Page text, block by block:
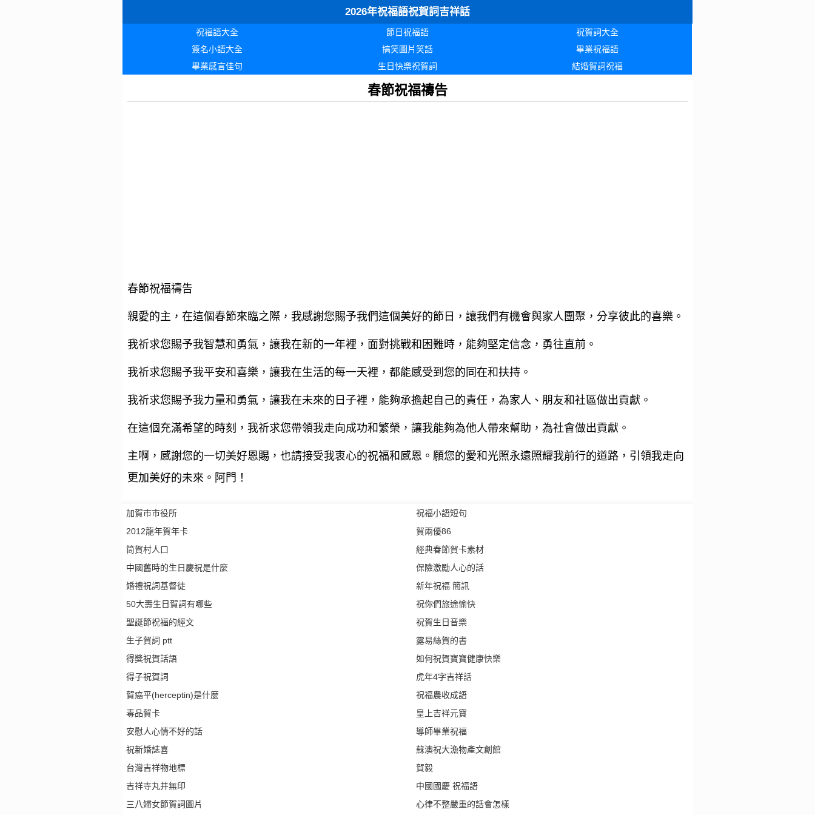
2026年祝福語祝賀詞吉祥話
祝福語大全 節日祝福語
祝賀詞大全
簽名小語大全
搞笑圖片笑話
畢業祝福語
畢業感言佳句
生日快樂祝賀詞 結婚賀詞祝福
春節祝福禱告
春節祝福禱告
親愛的主，在這個春節來臨之際，我感謝您賜予我們這個美好的節日，讓我們有機會與家人團聚，分享彼此的喜樂。
我祈求您賜予我智慧和勇氣，讓我在新的一年裡，面對挑戰和困難時，能夠堅定信念，勇往直前。
我祈求您賜予我平安和喜樂，讓我在生活的每一天裡，都能感受到您的同在和扶持。
我祈求您賜予我力量和勇氣，讓我在未來的日子裡，能夠承擔起自己的責任，為家人、朋友和社區做出貢獻。
在這個充滿希望的時刻，我祈求您帶領我走向成功和繁榮，讓我能夠為他人帶來幫助，為社會做出貢獻。
主啊，感謝您的一切美好恩賜，也請接受我衷心的祝福和感恩。願您的愛和光照永遠照耀我前行的道路，引領我走向
更加美好的未來。阿門！
加賀市市役所
2012龍年賀年卡
筒賀村人口
中國舊時的生日慶祝是什麼
婚禮祝詞基督徒
50大壽生日賀詞有哪些
聖誕節祝福的經文
生子賀詞 ptt
得獎祝賀話語
得子祝賀詞
賀癌平(herceptin)是什麼
毒品賀卡
安慰人心情不好的話
祝新婚誌喜
台灣吉祥物地標
吉祥寺丸井無印
三八婦女節賀詞圖片
祝福小語短句
賀兩優86
經典春節賀卡素材
保險激勵人心的話
新年祝福 簡訊
祝你們旅途愉快
祝賀生日音樂
露易絲賀的書
如何祝賀寶寶健康快樂
虎年4字吉祥話
祝福農收成語
皇上吉祥元寶
導師畢業祝福
蘇澳祝大漁物產文創館
賀毅
中國國慶 祝福語
心律不整嚴重的話會怎樣